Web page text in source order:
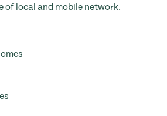
of local and mobile network.